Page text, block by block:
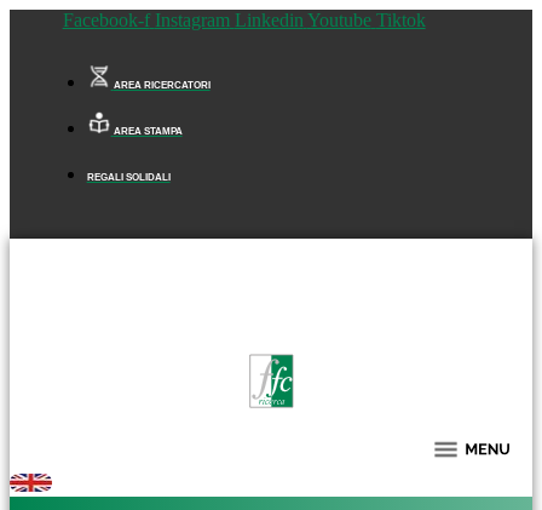
Facebook-f Instagram Linkedin Youtube Tiktok
AREA RICERCATORI
AREA STAMPA
REGALI SOLIDALI